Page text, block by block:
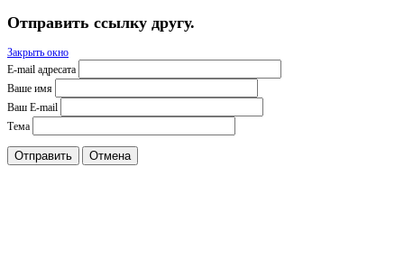
Отправить ссылку другу.
Закрыть окно
E-mail адресата
Ваше имя
Ваш E-mail
Тема
Отправить Отмена